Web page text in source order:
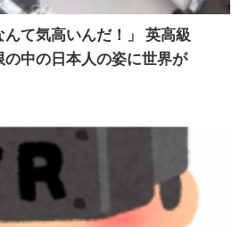
て気高いんだ！」 英高級
中の日本人の姿に世界が